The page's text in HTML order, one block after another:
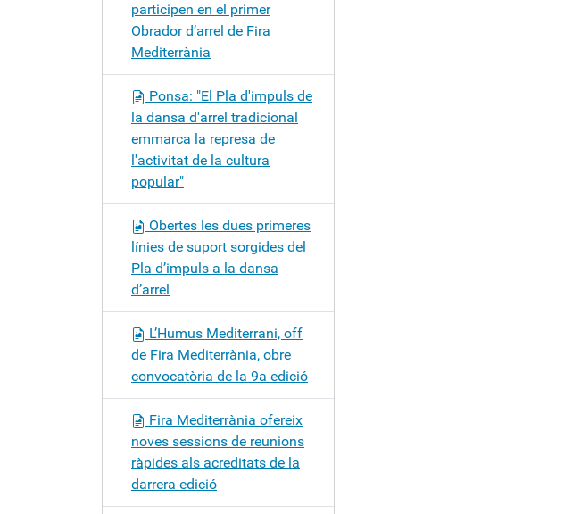
participen en el primer
Obrador d’arrel de Fira
Mediterrània
Ponsa: "El Pla d'impuls de
la dansa d'arrel tradicional
emmarca la represa de
l'activitat de la cultura
popular"
Obertes les dues primeres
línies de suport sorgides del
Pla d’impuls a la dansa
d’arrel
L’Humus Mediterrani, off
de Fira Mediterrània, obre
convocatòria de la 9a edició
Fira Mediterrània ofereix
noves sessions de reunions
ràpides als acreditats de la
darrera edició